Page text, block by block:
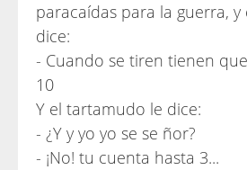
paracaídas para la guerra,
dice:
- Cuando se tiren tienen
10
Y el tartamudo le dice:
- ¿Y y yo yo se se ñor?
- ¡No! tu cuenta hasta 3...